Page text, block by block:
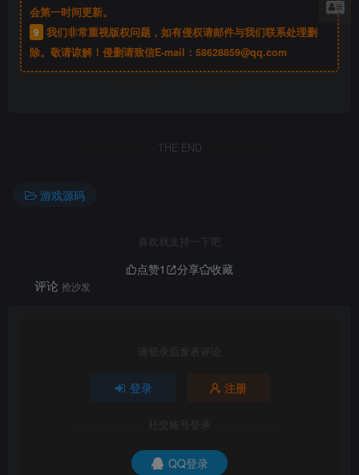
会第一时间更新。
9 我们非常重视版权问题，如有侵权请邮件与我们联系处理删
除。敬请谅解！侵删请致信E-mail： 58628859@qq.com
THE END
游戏源码
喜欢就支持一下吧
点赞1 分享 收藏
评论 抢沙发
请登录后发表评论
登录 注册
社交账号登录
QQ登录